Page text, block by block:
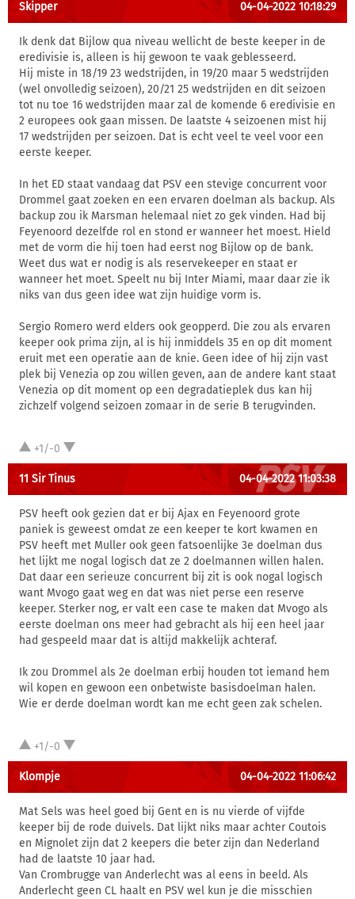
Skipper 04-04-2022 10:18:29
Ik denk dat Bijlow qua niveau wellicht de beste keeper in de
eredivisie is, alleen is hij gewoon te vaak geblesseerd.
Hij miste in 18/19 23 wedstrijden, in 19/20 maar 5 wedstrijden
(wel onvolledig seizoen), 20/21 25 wedstrijden en dit seizoen
tot nu toe 16 wedstrijden maar zal de komende 6 eredivisie en
2 europees ook gaan missen. De laatste 4 seizoenen mist hij
17 wedstrijden per seizoen. Dat is echt veel te veel voor een
eerste keeper.
In het ED staat vandaag dat PSV een stevige concurrent voor
Drommel gaat zoeken en een ervaren doelman als backup. Als
backup zou ik Marsman helemaal niet zo gek vinden. Had bij
Feyenoord dezelfde rol en stond er wanneer het moest. Hield
met de vorm die hij toen had eerst nog Bijlow op de bank.
Weet dus wat er nodig is als reservekeeper en staat er
wanneer het moet. Speelt nu bij Inter Miami, maar daar zie ik
niks van dus geen idee wat zijn huidige vorm is.
Sergio Romero werd elders ook geopperd. Die zou als ervaren
keeper ook prima zijn, al is hij inmiddels 35 en op dit moment
eruit met een operatie aan de knie. Geen idee of hij zijn vast
plek bij Venezia op zou willen geven, aan de andere kant staat
Venezia op dit moment op een degradatieplek dus kan hij
zichzelf volgend seizoen zomaar in de serie B terugvinden.
+1/-0
11 Sir Tinus 04-04-2022 11:03:38
PSV heeft ook gezien dat er bij Ajax en Feyenoord grote
paniek is geweest omdat ze een keeper te kort kwamen en
PSV heeft met Muller ook geen fatsoenlijke 3e doelman dus
het lijkt me nogal logisch dat ze 2 doelmannen willen halen.
Dat daar een serieuze concurrent bij zit is ook nogal logisch
want Mvogo gaat weg en dat was niet perse een reserve
keeper. Sterker nog, er valt een case te maken dat Mvogo als
eerste doelman ons meer had gebracht als hij een heel jaar
had gespeeld maar dat is altijd makkelijk achteraf.
Ik zou Drommel als 2e doelman erbij houden tot iemand hem
wil kopen en gewoon een onbetwiste basisdoelman halen.
Wie er derde doelman wordt kan me echt geen zak schelen.
+1/-0
Klompje 04-04-2022 11:06:42
Mat Sels was heel goed bij Gent en is nu vierde of vijfde
keeper bij de rode duivels. Dat lijkt niks maar achter Coutois
en Mignolet zijn dat 2 keepers die beter zijn dan Nederland
had de laatste 10 jaar had.
Van Crombrugge van Anderlecht was al eens in beeld. Als
Anderlecht geen CL haalt en PSV wel kun je die misschien